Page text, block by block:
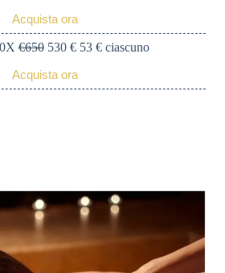
Acquista ora
€650530 € 53 € ciascuno
Acquista ora